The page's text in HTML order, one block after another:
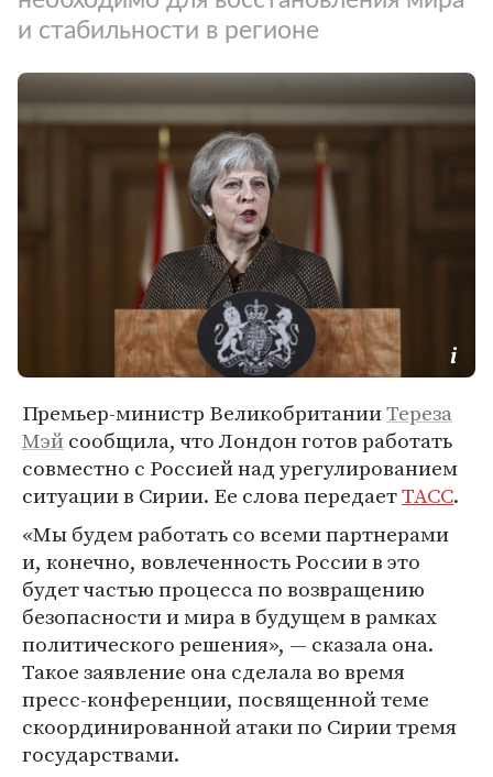
и стабильности в регионе
Премьер-министр ВеликобританииТереза
Мэйсообщила, что Лондон готов работать
совместно с Россией над урегулированием
ситуации в Сирии. Ее слова передаетТАСС.
«Мы будем работать со всеми партнерами
и, конечно, вовлеченность России в это
будет частью процесса по возвращению
безопасности и мира в будущем в рамках
политического решения», — сказала она.
Такое заявление она сделала во время
пресс-конференции, посвященной теме
скоординированной атаки по Сирии тремя
государствами.